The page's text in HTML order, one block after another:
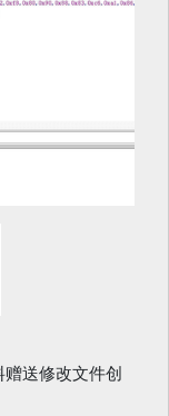
送修改文件创